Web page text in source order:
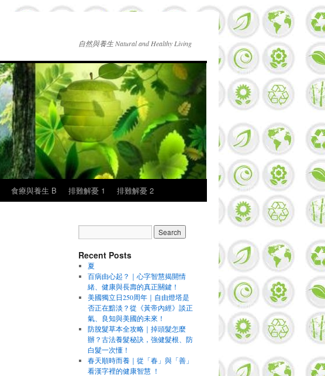
自然與養生 Natural and Healthy Living
食療與養生 B 排難解憂 1 排難解憂 2
Recent Posts
夏
百病由心起？｜心字智慧揭開情
緒、健康與長壽的真正關鍵！
美國獨立日250周年｜自由燈塔是
否正在黯淡？從《黃帝內經》談正
氣、良知與美國的未來！
防脫髮草本全攻略｜掉頭髮怎麼
辦？古法養髮秘訣，強健髮根、防
白髮一次懂！
春天順時而養｜從「春」與「善」
看漢字裡的健康智慧 ！